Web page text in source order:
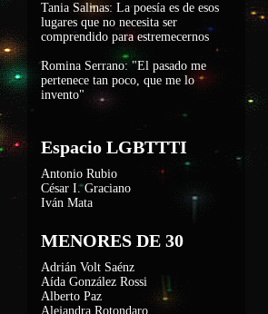
Tania Salinas: La poesía es de esos
lugares que no necesita ser
comprendido para estremecernos
Romina Serrano: "El pasado me
pertenece tan poco, que me lo
invento"
Espacio LGBTTTI
Antonio Rubio
César I. Graciano
Iván Mata
MENORES DE 30
Adrián Volt Saénz
Aída González Rossi
Alberto Paz
Alejandra Rotondaro